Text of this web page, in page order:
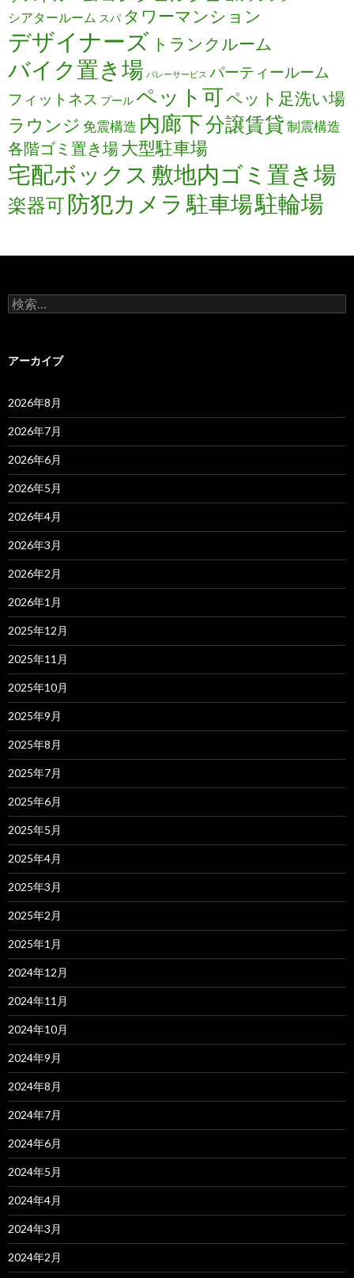
シアタールーム スパ タワーマンション
デザイナーズ トランクルーム
バイク置き場 バレーサービス パーティールーム
フィットネス プールペット可ペット足洗い場
ラウンジ 免震構造 内廊下分譲賃貸制震構造
各階ゴミ置き場大型駐車場
宅配ボックス 敷地内ゴミ置き場
楽器可防犯カメラ 駐車場駐輪場
検
索:
アーカイブ
2026年8月
2026年7月
2026年6月
2026年5月
2026年4月
2026年3月
2026年2月
2026年1月
2025年12月
2025年11月
2025年10月
2025年9月
2025年8月
2025年7月
2025年6月
2025年5月
2025年4月
2025年3月
2025年2月
2025年1月
2024年12月
2024年11月
2024年10月
2024年9月
2024年8月
2024年7月
2024年6月
2024年5月
2024年4月
2024年3月
2024年2月